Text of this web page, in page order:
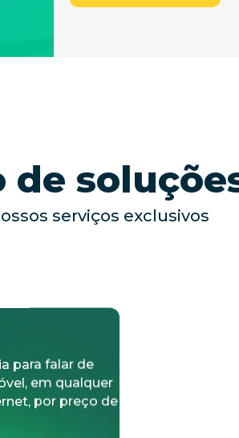
serviços exclusivos
para falar de
em qualquer
por preço de